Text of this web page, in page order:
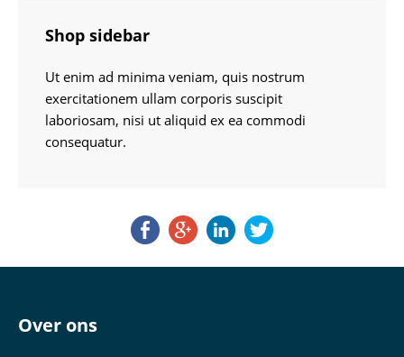
Shop sidebar
Ut enim ad minima veniam, quis nostrum
exercitationem ullam corporis suscipit
laboriosam, nisi ut aliquid ex ea commodi
consequatur.
Over ons